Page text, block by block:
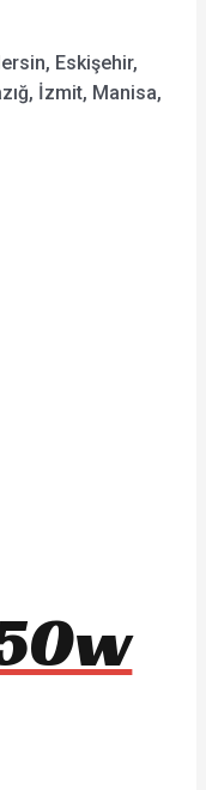
Eskişehir,
İzmit, Manisa,